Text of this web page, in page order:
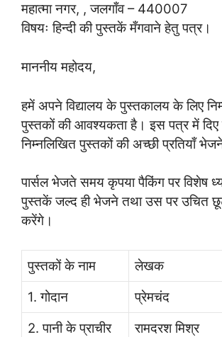
महात्मा नगर, , जलगाँव – 440007
विषयः हिन्दी की पुस्तकें मँगवाने हेतु पत्र।
माननीय महोदय,
हमें अपने विद्यालय के पुस्तकालय के लिए
पुस्तकों की आवश्यकता है। इस पत्र में दिए
निम्नलिखित पुस्तकों की अच्छी प्रतियाँ
पार्सल भेजते समय कृपया पैकिंग पर विशेष
पुस्तकें जल्द ही भेजने तथा उस पर उचित
करेंगे।
पुस्तकों के नाम लेखक
1. गोदान
प्रेमचंद
2. पानी के प्राचीर
रामदरश मिश्र